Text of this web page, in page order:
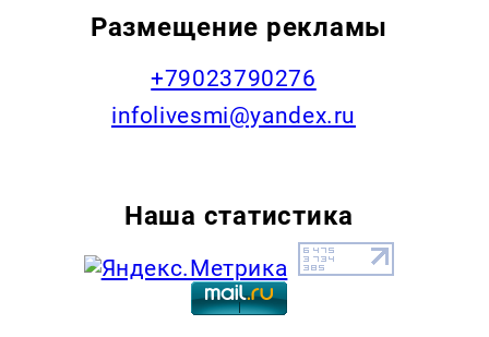
Размещение рекламы
+79023790276
infolivesmi@yandex.ru
Наша статистика